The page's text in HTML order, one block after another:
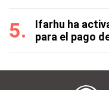
Ifarhu ha
para el pago